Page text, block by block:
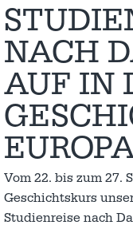
NACH
AUF IN
Vom 22. bis zum 27.
Geschichtskurs
Studienreise nach